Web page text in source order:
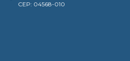
CEP: 04568-010